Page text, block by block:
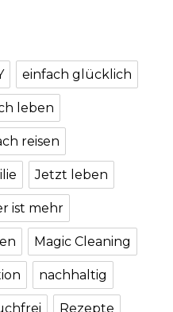
einfach glücklich
leben
reisen
Jetzt leben
ist mehr
Magic Cleaning
nachhaltig
Rezepte